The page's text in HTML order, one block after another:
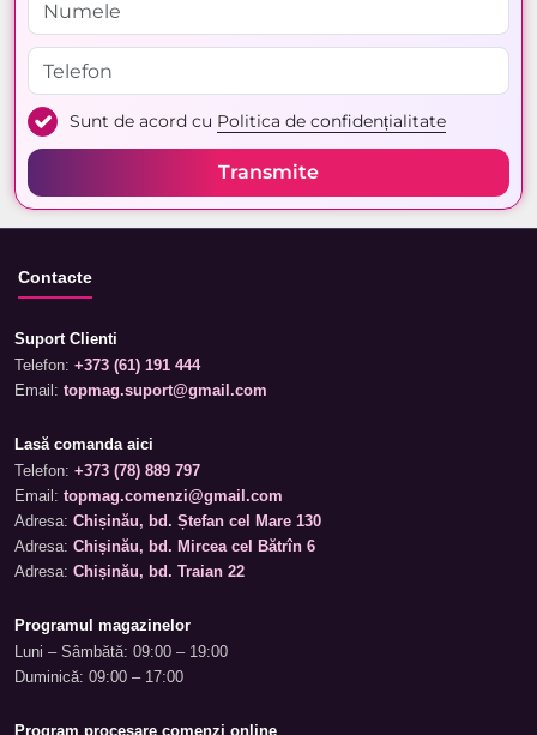
Sunt de acord cu Politica de confidențialitate
Transmite
Contacte
Suport Clienti
Telefon: +373 (61) 191 444
Email: topmag.suport@gmail.com
Lasă comanda aici
Telefon: +373 (78) 889 797
Email: topmag.comenzi@gmail.com
Adresa: Chișinău, bd. Ștefan cel Mare 130
Adresa: Chișinău, bd. Mircea cel Bătrîn 6
Adresa: Chișinău, bd. Traian 22
Programul magazinelor
Luni – Sâmbătă: 09:00 – 19:00
Duminică: 09:00 – 17:00
Program procesare comenzi online